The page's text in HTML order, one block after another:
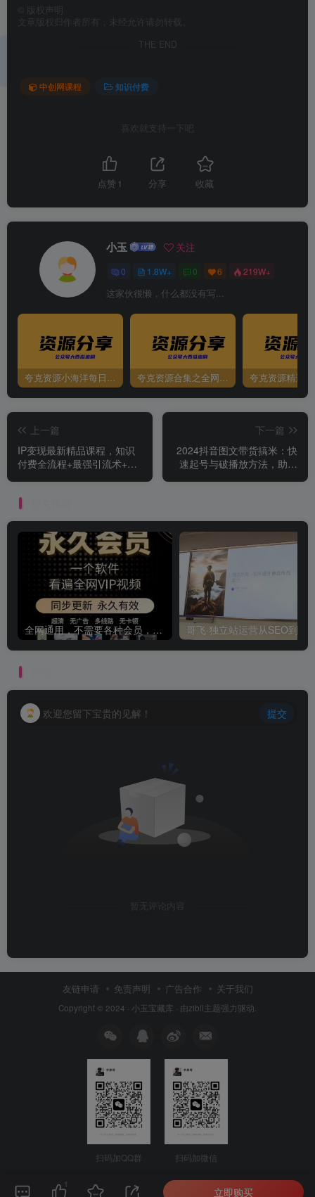
版权声明
文章版权归作者所有，未经允许请勿转载。
THE END
中创网课程 知识付费
喜欢就支持一下吧
点赞 1 分享 收藏
小玉 关注
0 1.8W+ 0 6 219W+
这家伙很懒，什么都没有写...
夸克资源小海洋每日更新资源大汇总（持续更新） 夸克资源合集之全网影视 夸克资源精选
上一篇
IP变现最新精品课程，知识
付费全流程+最强引流术+小
下一篇
2024抖音图文带货搞米：快
速起号与破播放方法，助力
全网通用，不需要各种会员，再也不缺电影看！！
欢迎您留下宝贵的见解！ 提交
暂无评论内容
友链申请 免责声明 广告合作 关于我们
Copyright © 2024 · 小玉宝藏库 · 由zibll主题强力驱动.
扫码加QQ群 扫码加微信
1
立即购买